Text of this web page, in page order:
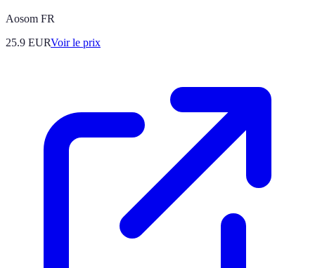
Aosom FR
25.9 EURVoir le prix